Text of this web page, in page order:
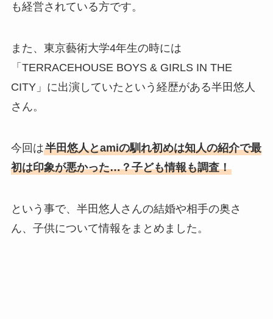
も経営されている方です。
また、東京藝術大学4年生の時には
「TERRACEHOUSE BOYS & GIRLS IN THE
CITY」に出演していたという経歴がある半田悠人
さん。
今回は半田悠人とamiの馴れ初めは知人の紹介で最
初は印象が悪かった…？子ども情報も調査！
という事で、半田悠人さんの結婚や相手の奥さ
ん、子供について情報をまとめました。